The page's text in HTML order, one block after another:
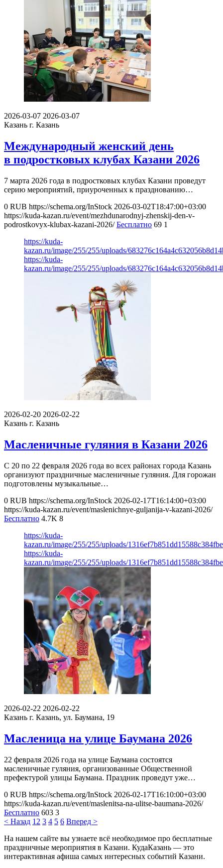
2026-03-07 2026-03-07
Казань г. Казань
Международный женский день
в подростковых клубах Казани 2026
7 марта 2026 года в подростковых клубах Казани проведут
серию мероприятий, приуроченных к празднованию…
0 RUB https://schema.org/InStock 2026-03-02T18:47:00+03:00
https://kuda-kazan.ru/event/mezhdunarodnyj-zhenskij-den-v-
podrostkovyx-klubax-kazani-2026/ Бесплатно 69 1
https://kuda-
kazan.ru/image/255/255/uploads/
https://kuda-
kazan.ru/image/255/255/uploads/
2026-02-20 2026-02-22
Казань г. Казань
Масленичные гуляния в Казани 2026
С 20 по 22 февраля 2026 года во всех районах города Казань
организуют праздничные масленичные гуляния. Для горожан
подготовлены музыкальные…
0 RUB https://schema.org/InStock 2026-02-17T16:14:00+03:00
https://kuda-kazan.ru/event/maslenichnye-guljanija-v-kazani-2026/
Бесплатно 4.7K 8
https://kuda-
kazan.ru/image/255/255/uploads/
https://kuda-
kazan.ru/image/255/255/uploads/
2026-02-22 2026-02-22
Казань г. Казань, ул. Баумана, 19
Масленица на улице Баумана 2026
22 февраля 2026 года на улице Баумана состоятся
масленичные гуляния, организованные Общественной
префектурой улицы Баумана. Праздник проведут уже…
0 RUB https://schema.org/InStock 2026-02-17T16:10:00+03:00
https://kuda-kazan.ru/event/maslenitsa-na-ulitse-baumana-2026/
Бесплатно 603 3
< Назад 1 2 3 4 5 6 Вперед >
На нашем сайте вы узнаете всё необходимое про бесплатные
праздничные мероприятия в Казани. КудаКазань — это
интерактивная афиша самых интересных событий Казани.